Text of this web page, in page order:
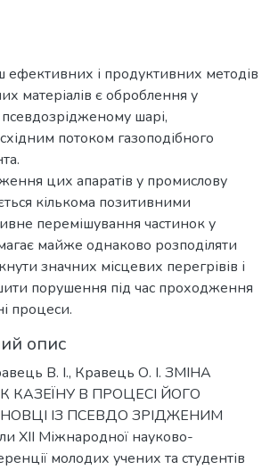
і продуктивних методів
матеріалів є оброблення у
шарі,
потоком газоподібного
цих апаратів у промислову
кількома позитивними
перемішування частинок у
майже однаково розподіляти
значних місцевих перегрівів і
порушення під час проходження
процеси.
опис
В. І., Кравець О. І. ЗМІНА
КАЗЕЇНУ В ПРОЦЕСІ ЙОГО
ІЗ ПСЕВДО ЗРІДЖЕНИМ
XІІ Міжнародної науково-
молодих учених та студентів